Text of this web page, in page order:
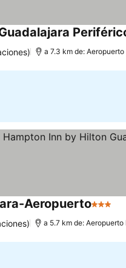
a 7.3 km de:
Aeropuerto3
a 5.7 km de: